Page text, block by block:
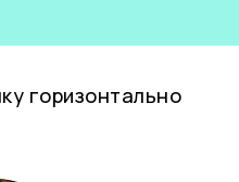
горизонтально